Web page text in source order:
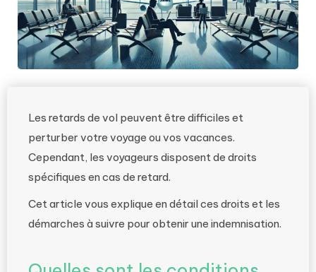
Les retards de vol peuvent être difficiles et
perturber votre voyage ou vos vacances.
Cependant, les voyageurs disposent de droits
spécifiques en cas de retard.
Cet article vous explique en détail ces droits et les
démarches à suivre pour obtenir une indemnisation.